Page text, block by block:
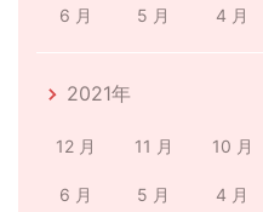
6 月 5 月 4 月
2021年
12 月 11 月 10 月
6 月 5 月 4 月